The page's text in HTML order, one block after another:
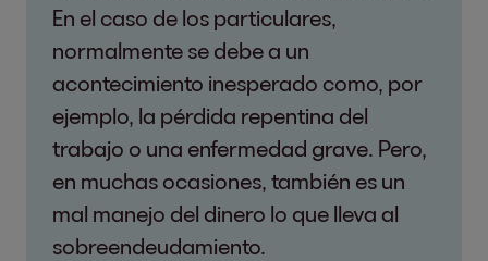
En el caso de los particulares,
normalmente se debe a un
acontecimiento inesperado como, por
ejemplo, la pérdida repentina del
trabajo o una enfermedad grave. Pero,
en muchas ocasiones, también es un
mal manejo del dinero lo que lleva al
sobreendeudamiento.